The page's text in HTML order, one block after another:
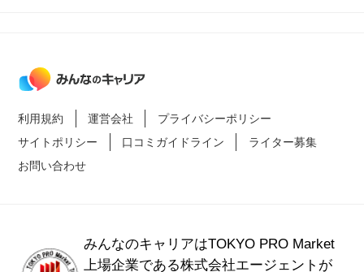
利用規約 運営会社
プライバシーポリシー
サイトポリシー
口コミガイドライン
ライター募集
お問い合わせ
みんなのキャリアはTOKYO PRO Market
上場企業である株式会社エージェントが